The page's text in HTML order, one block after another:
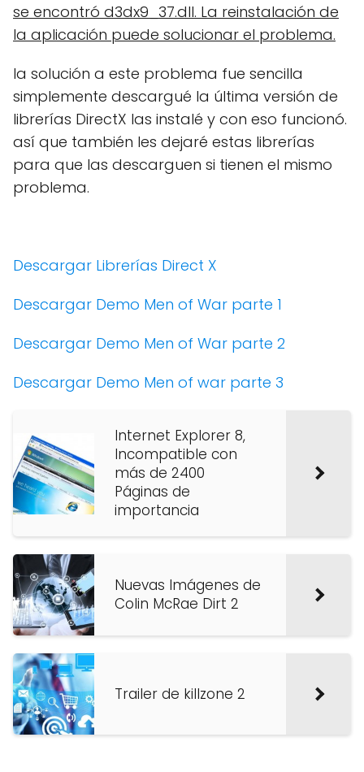
se encontró d3dx9_37.dll. La reinstalación de
la aplicación puede solucionar el problema.
la solución a este problema fue sencilla
simplemente descargué la última versión de
librerías DirectX las instalé y con eso funcionó.
así que también les dejaré estas librerías
para que las descarguen si tienen el mismo
problema.
Descargar Librerías Direct X
Descargar Demo Men of War parte 1
Descargar Demo Men of War parte 2
Descargar Demo Men of war parte 3
Internet Explorer 8,
Incompatible con
más de 2400
Páginas de
importancia
Nuevas Imágenes de
Colin McRae Dirt 2
Trailer de killzone 2